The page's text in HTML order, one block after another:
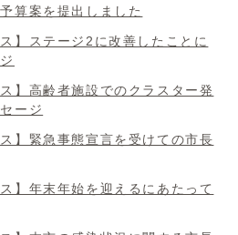
算案を提出しました
】ステージ2に改善したことに
】高齢者施設でのクラスター発
ージ
】緊急事態宣言を受けての市長
】年末年始を迎えるにあたって